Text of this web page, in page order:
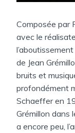
Composée par
avec le
de Jean
bruits et
profondément
Schaeffer en
Grémillon dans
a encore peu,